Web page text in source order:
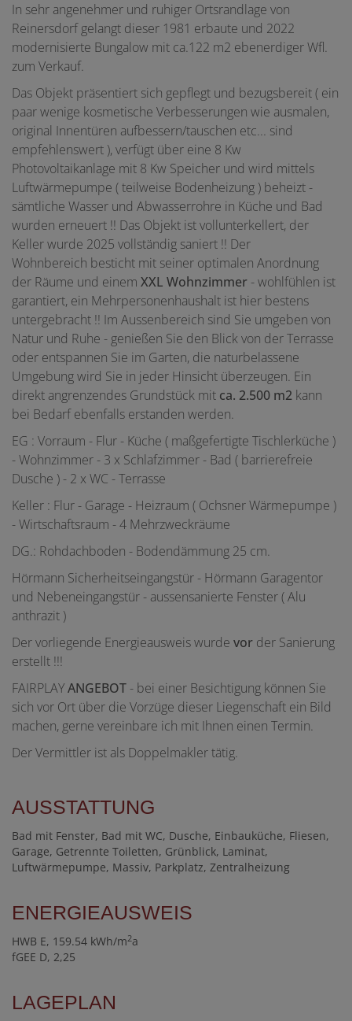
In sehr angenehmer und ruhiger Ortsrandlage von
Reinersdorf gelangt dieser 1981 erbaute und 2022
modernisierte Bungalow mit ca.122 m2 ebenerdiger Wfl.
zum Verkauf.
Das Objekt präsentiert sich gepflegt und bezugsbereit ( ein
paar wenige kosmetische Verbesserungen wie ausmalen,
original Innentüren aufbessern/tauschen etc... sind
empfehlenswert ), verfügt über eine 8 Kw
Photovoltaikanlage mit 8 Kw Speicher und wird mittels
Luftwärmepumpe ( teilweise Bodenheizung ) beheizt -
sämtliche Wasser und Abwasserrohre in Küche und Bad
wurden erneuert !! Das Objekt ist vollunterkellert, der
Keller wurde 2025 vollständig saniert !! Der
Wohnbereich besticht mit seiner optimalen Anordnung
der Räume und einem XXL Wohnzimmer - wohlfühlen ist
garantiert, ein Mehrpersonenhaushalt ist hier bestens
untergebracht !! Im Aussenbereich sind Sie umgeben von
Natur und Ruhe - genießen Sie den Blick von der Terrasse
oder entspannen Sie im Garten, die naturbelassene
Umgebung wird Sie in jeder Hinsicht überzeugen. Ein
direkt angrenzendes Grundstück mit ca. 2.500 m2 kann
bei Bedarf ebenfalls erstanden werden.
EG : Vorraum - Flur - Küche ( maßgefertigte Tischlerküche )
- Wohnzimmer - 3 x Schlafzimmer - Bad ( barrierefreie
Dusche ) - 2 x WC - Terrasse
Keller : Flur - Garage - Heizraum ( Ochsner Wärmepumpe )
- Wirtschaftsraum - 4 Mehrzweckräume
DG.: Rohdachboden - Bodendämmung 25 cm.
Hörmann Sicherheitseingangstür - Hörmann Garagentor
und Nebeneingangstür - aussensanierte Fenster ( Alu
anthrazit )
Der vorliegende Energieausweis wurde vor der Sanierung
erstellt !!!
FAIRPLAYANGEBOT - bei einer Besichtigung können Sie
sich vor Ort über die Vorzüge dieser Liegenschaft ein Bild
machen, gerne vereinbare ich mit Ihnen einen Termin.
Der Vermittler ist als Doppelmakler tätig.
AUSSTATTUNG
Bad mit Fenster Bad mit WC Dusche Einbauküche Fliesen
Garage Getrennte Toiletten Grünblick Laminat
Luftwärmepumpe Massiv Parkplatz Zentralheizung
ENERGIEAUSWEIS
HWB E, 159.54 kWh/m2a
fGEE D, 2,25
LAGEPLAN